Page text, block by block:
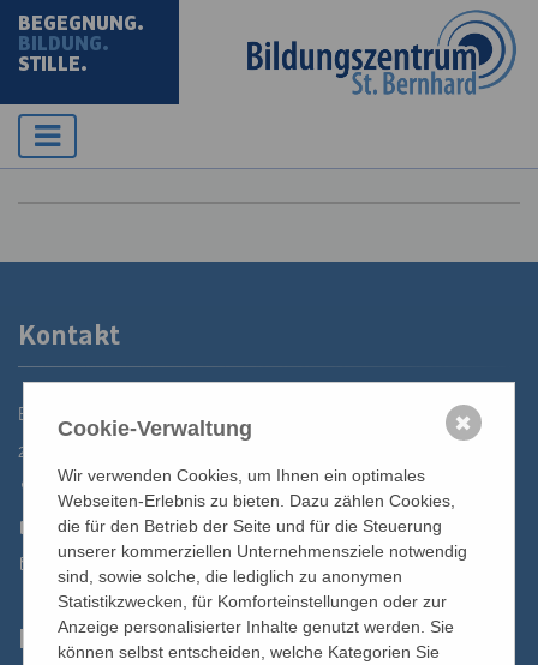
BEGEGNUNG.
BILDUNG.
STILLE.
Kontakt
Bildungszentrum St. Bernhard der Erzdiözese Wien
2700 Wiener Neustadt, Domplatz 1
02622 29131-5040
st.bernhard@edw.or.at
Links
Cookie-Verwaltung
Wir verwenden Cookies, um Ihnen ein optimales
Webseiten-Erlebnis zu bieten. Dazu zählen Cookies,
die für den Betrieb der Seite und für die Steuerung
unserer kommerziellen Unternehmensziele notwendig
sind, sowie solche, die lediglich zu anonymen
Statistikzwecken, für Komforteinstellungen oder zur
Anzeige personalisierter Inhalte genutzt werden. Sie
können selbst entscheiden, welche Kategorien Sie
✖